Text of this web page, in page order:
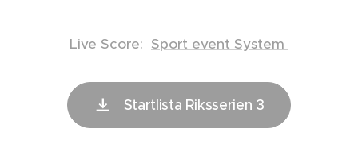
Live Score: Sport event System
Startlista Riksserien 3